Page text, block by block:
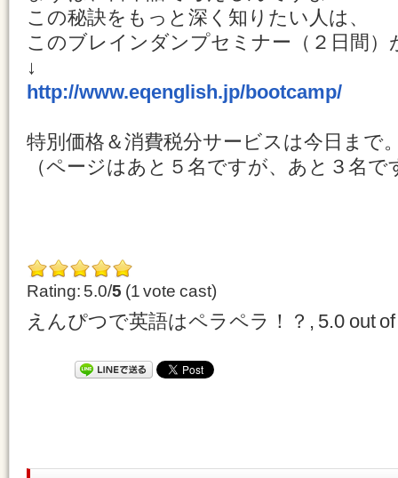
この秘訣をもっと深く知りたい人は、
このブレインダンプセミナー（２日間
↓
http://www.eqenglish.jp/bootcamp/
特別価格＆消費税分サービスは今日まで
（ページはあと５名ですが、あと３名で
Rating: 5.0/5 (1 vote cast)
えんぴつで英語はペラペラ！？ , 5.0 out